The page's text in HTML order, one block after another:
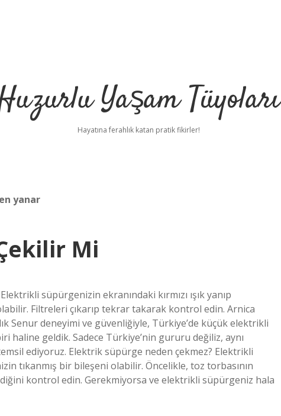
Yaşam Tüyoları
Hayatına ferahlık katan pratik fikirler!
yanar
Mi
süpürgenizin ekranındaki kırmızı ışık yanıp
Filtreleri çıkarıp tekrar takarak kontrol edin. Arnica
Senur deneyimi ve güvenliğiyle, Türkiye’de küçük elektrikli
geldik. Sadece Türkiye’nin gururu değiliz, aynı
ediyoruz. Elektrik süpürge neden çekmez? Elektrikli
tıkanmış bir bileşeni olabilir. Öncelikle, toz torbasının
kontrol edin. Gerekmiyorsa ve elektrikli süpürgeniz hala